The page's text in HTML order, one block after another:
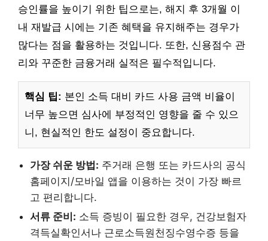
승인률을 높이기 위한 팁으로는, 해지 후 3개월 이
내 재발급 시에는 기존 혜택을 유지해주는 경우가
많다는 점을 활용하는 것입니다. 또한, 신용점수 관
리와 꾸준한 금융거래 실적은 필수적입니다.
핵심 팁: 본인 소득 대비 카드 사용 금액 비율이
너무 높으면 심사에 부정적인 영향을 줄 수 있으
니, 현실적인 한도 설정이 중요합니다.
가장 쉬운 방법: 주거래 은행 또는 카드사의 공식
홈페이지/모바일 앱을 이용하는 것이 가장 빠르
고 편리합니다.
서류 준비: 소득 증빙이 필요한 경우, 건강보험자
격득실확인서나 근로소득원천징수영수증 등을